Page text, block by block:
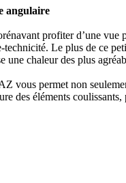
angulaire
profiter d’une
technicité. Le plus de ce
chaleur des plus
vous permet non
des éléments